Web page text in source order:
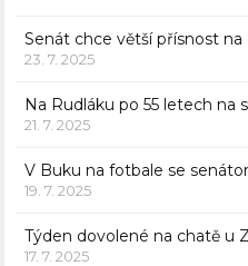
Senát chce větší přísnost na
23. 7. 2025
Na Rudláku po 55 letech na
21. 7. 2025
V Buku na fotbale se
19. 7. 2025
Týden dovolené na chatě u
17. 7. 2025